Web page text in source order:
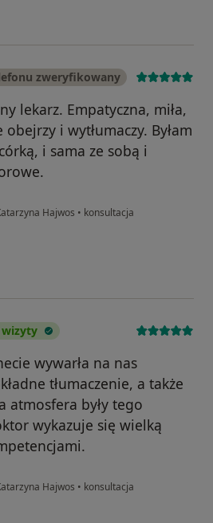
zweryfikowany
lekarz. Empatyczna, miła,
i wytłumaczy. Byłam
i sama ze sobą i
Hajwos • konsultacja
wywarła na nas
tłumaczenie, a także
atmosfera były tego
wykazuje się wielką
Hajwos • konsultacja